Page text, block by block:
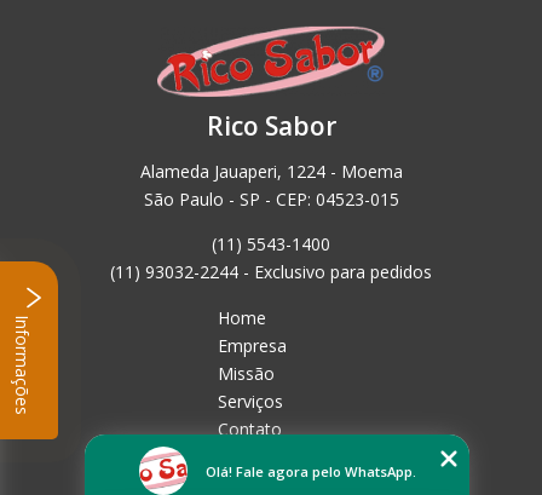
Rico Sabor
Alameda Jauaperi, 1224 - Moema
São Paulo - SP - CEP: 04523-015
(11) 5543-1400
(11) 93032-2244 - Exclusivo para pedidos
Home
Empresa
Missão
Serviços
Contato
Mais Serviços
Olá! Fale agora pelo WhatsApp.
Informações